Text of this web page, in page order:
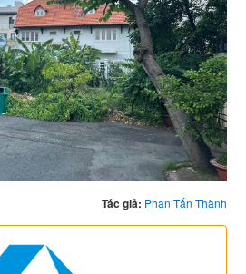
Tác giả: Phan Tấn Thành